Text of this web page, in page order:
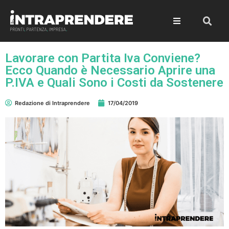
Lavorare con Partita Iva Conviene?
Ecco Quando è Necessario Aprire una
P.IVA e Quali Sono i Costi da Sostenere
Redazione di Intraprendere 17/04/2019